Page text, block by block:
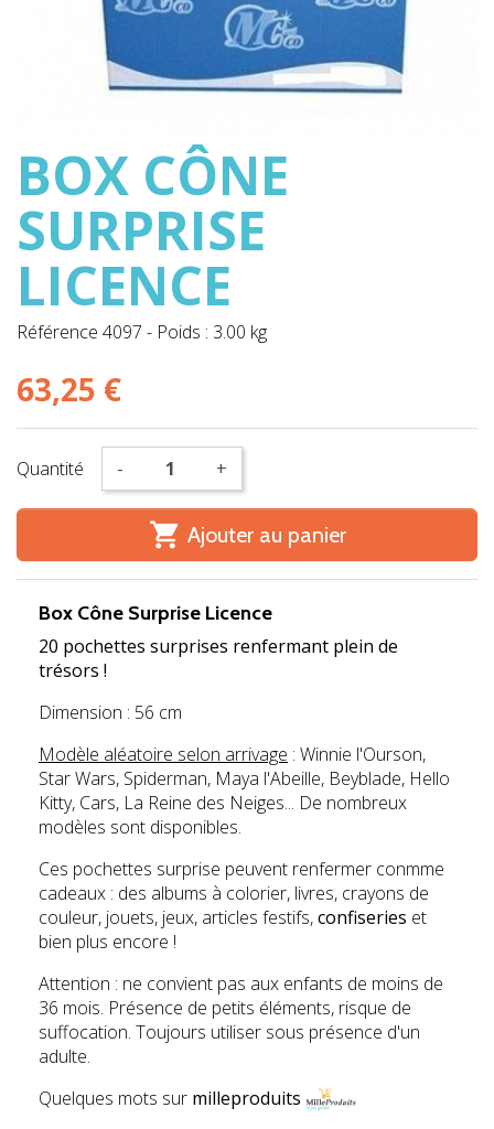
BOX CÔNE
SURPRISE
LICENCE
Référence 4097 - Poids : 3.00 kg
63,25 €
Quantité - +
 Ajouter au panier
Box Cône Surprise Licence
20 pochettes surprises renfermant plein de
trésors !
Dimension : 56 cm
Modèle aléatoire selon arrivage : Winnie l'Ourson,
Star Wars, Spiderman, Maya l'Abeille, Beyblade, Hello
Kitty, Cars, La Reine des Neiges... De nombreux
modèles sont disponibles.
Ces pochettes surprise peuvent renfermer conmme
cadeaux : des albums à colorier, livres, crayons de
couleur, jouets, jeux, articles festifs,confiseries et
bien plus encore !
Attention : ne convient pas aux enfants de moins de
36 mois. Présence de petits éléments, risque de
suffocation. Toujours utiliser sous présence d'un
adulte.
Quelques mots sur milleproduits